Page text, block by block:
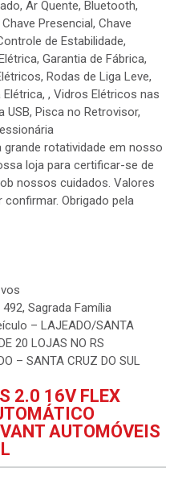
Ar Quente, Bluetooth,
Presencial, Chave
de Estabilidade,
Garantia de Fábrica,
Rodas de Liga Leve,
, Vidros Elétricos nas
USB, Pisca no Retrovisor,
grande rotatividade em nosso
loja para certificar-se de
nossos cuidados. Valores
Obrigado pela
Sagrada Família
– LAJEADO/SANTA
20 LOJAS NO RS
– SANTA CRUZ DO SUL
2.0 16V FLEX
AUTOMÓVEIS